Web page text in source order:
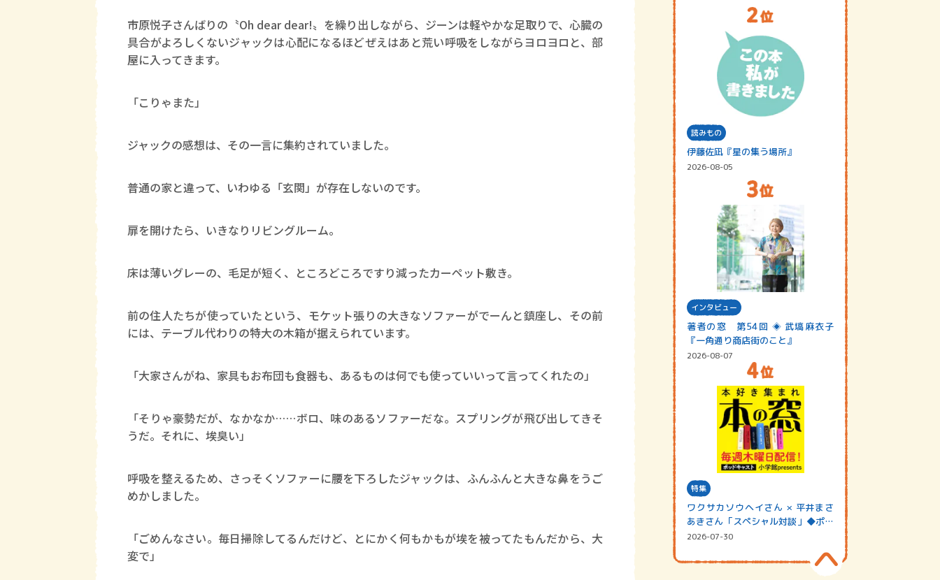
市原悦子さんばりの〝Oh dear dear!〟を繰り出しながら、ジーンは軽やかな足取りで、心臓の
具合がよろしくないジャックは心配になるほどぜえはあと荒い呼吸をしながらヨロヨロと、部
屋に入ってきます。
「こりゃまた」
ジャックの感想は、その一言に集約されていました。
普通の家と違って、いわゆる「玄関」が存在しないのです。
扉を開けたら、いきなりリビングルーム。
床は薄いグレーの、毛足が短く、ところどころですり減ったカーペット敷き。
前の住人たちが使っていたという、モケット張りの大きなソファーがでーんと鎮座し、その前
には、テーブル代わりの特大の木箱が据えられています。
「大家さんがね、家具もお布団も食器も、あるものは何でも使っていいって言ってくれたの」
「そりゃ豪勢だが、なかなか……ボロ、味のあるソファーだな。スプリングが飛び出してきそ
うだ。それに、埃臭い」
呼吸を整えるため、さっそくソファーに腰を下ろしたジャックは、ふんふんと大きな鼻をうご
めかしました。
「ごめんなさい。毎日掃除してるんだけど、とにかく何もかもが埃を被ってたもんだから、大
変で」
読みもの
伊藤佐凪『星の集う場所』
2026-08-05
インタビュー
著者の窓 第54回 ◈ 武塙麻衣子
『一角通り商店街のこと』
2026-08-07
特集
ワクサカソウヘイさん × 平井まさ
あきさん「スペシャル対談」◆ポッ
ドキャスト…
2026-07-30